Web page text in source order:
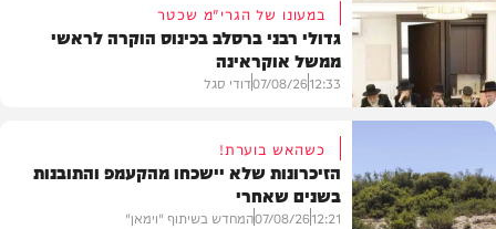
חרדים
במעונו של הגרי"מ שכטר
גדולי רבני ברסלב בכינוס הוקרה לראשי
ממשל אוקראינה
12:33
07/08/26דודי סגל
כשהאש בוערת!
הזיכרונות שלא יישכחו מהקעמפ והתובנות
בשנים שאחרי
12:21
07/08/26המחדש בשיתוף "וימאן"